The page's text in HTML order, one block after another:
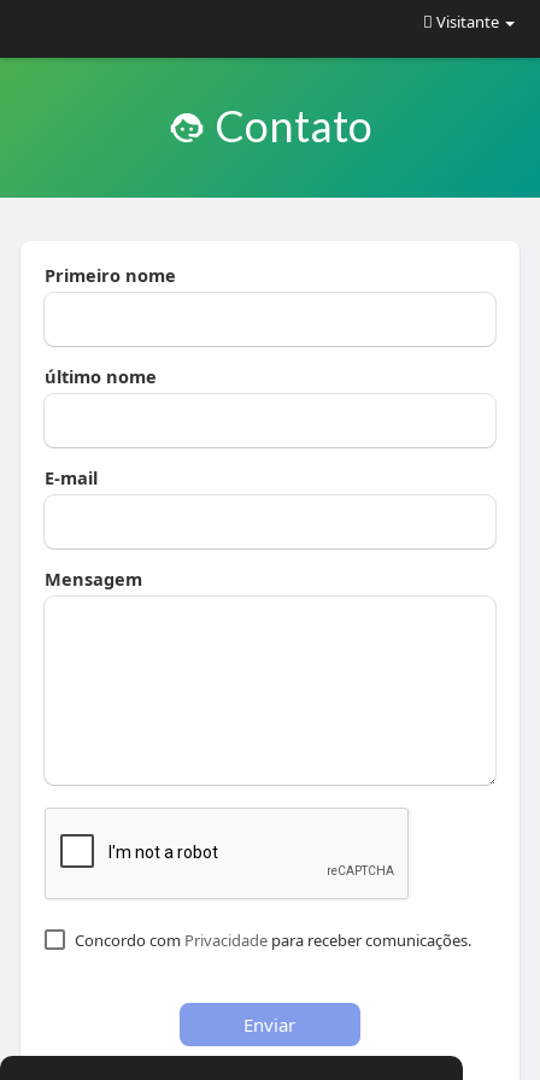
Visitante
Contato
Primeiro nome
último nome
E-mail
Mensagem
Concordo com Privacidadepara receber comunicações.
Enviar